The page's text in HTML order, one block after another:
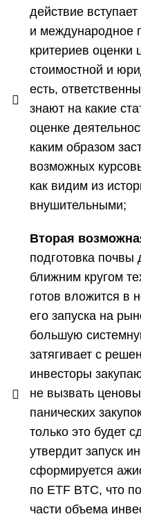
действие
и международное
критериев
стоимостной и
есть,
знают на какие
оценке
каким образом
возможных
как видим из
внушительными;
Вторая
подготовка почвы
ближним кругом
готов вложится в
его запуска на
большую
затягивает с
инвесторы
не вызвать
панических
только это будет
утвердит запуск
сформируется
по ETF BTC, что
части объема